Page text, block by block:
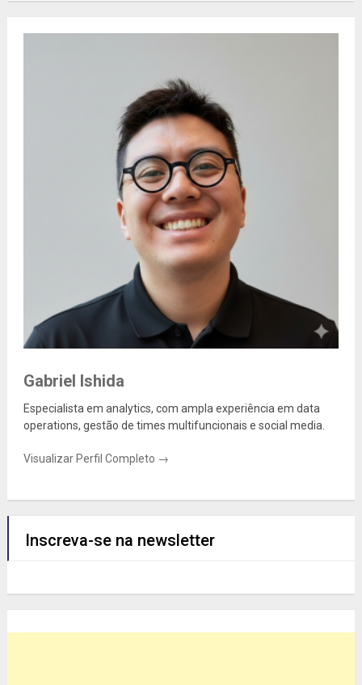
Gabriel Ishida
Especialista em analytics, com ampla experiência em data
operations, gestão de times multifuncionais e social media.
Visualizar Perfil Completo →
Inscreva-se na newsletter